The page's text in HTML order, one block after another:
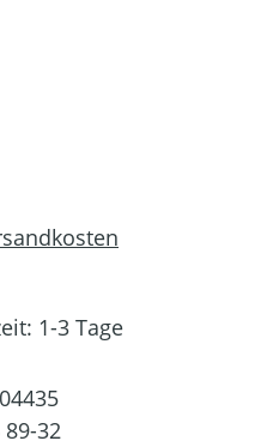
1-3 Tage
89-32